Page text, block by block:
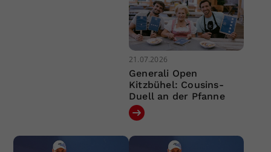
21.07.2026
Generali Open
Kitzbühel: Cousins-
Duell an der Pfanne